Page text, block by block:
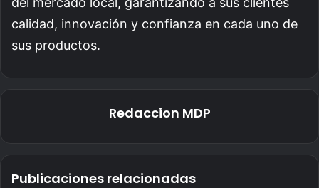
calidad, innovación y confianza en cada uno de
sus productos.
Redaccion MDP
Publicaciones relacionadas